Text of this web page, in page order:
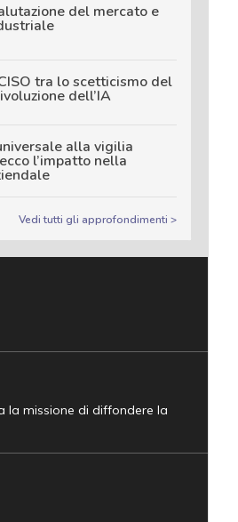
del mercato e
tra lo scetticismo del
dell’IA
alla vigilia
l’impatto nella
Vedi tutti gli approfondimenti >
la missione di diffondere la